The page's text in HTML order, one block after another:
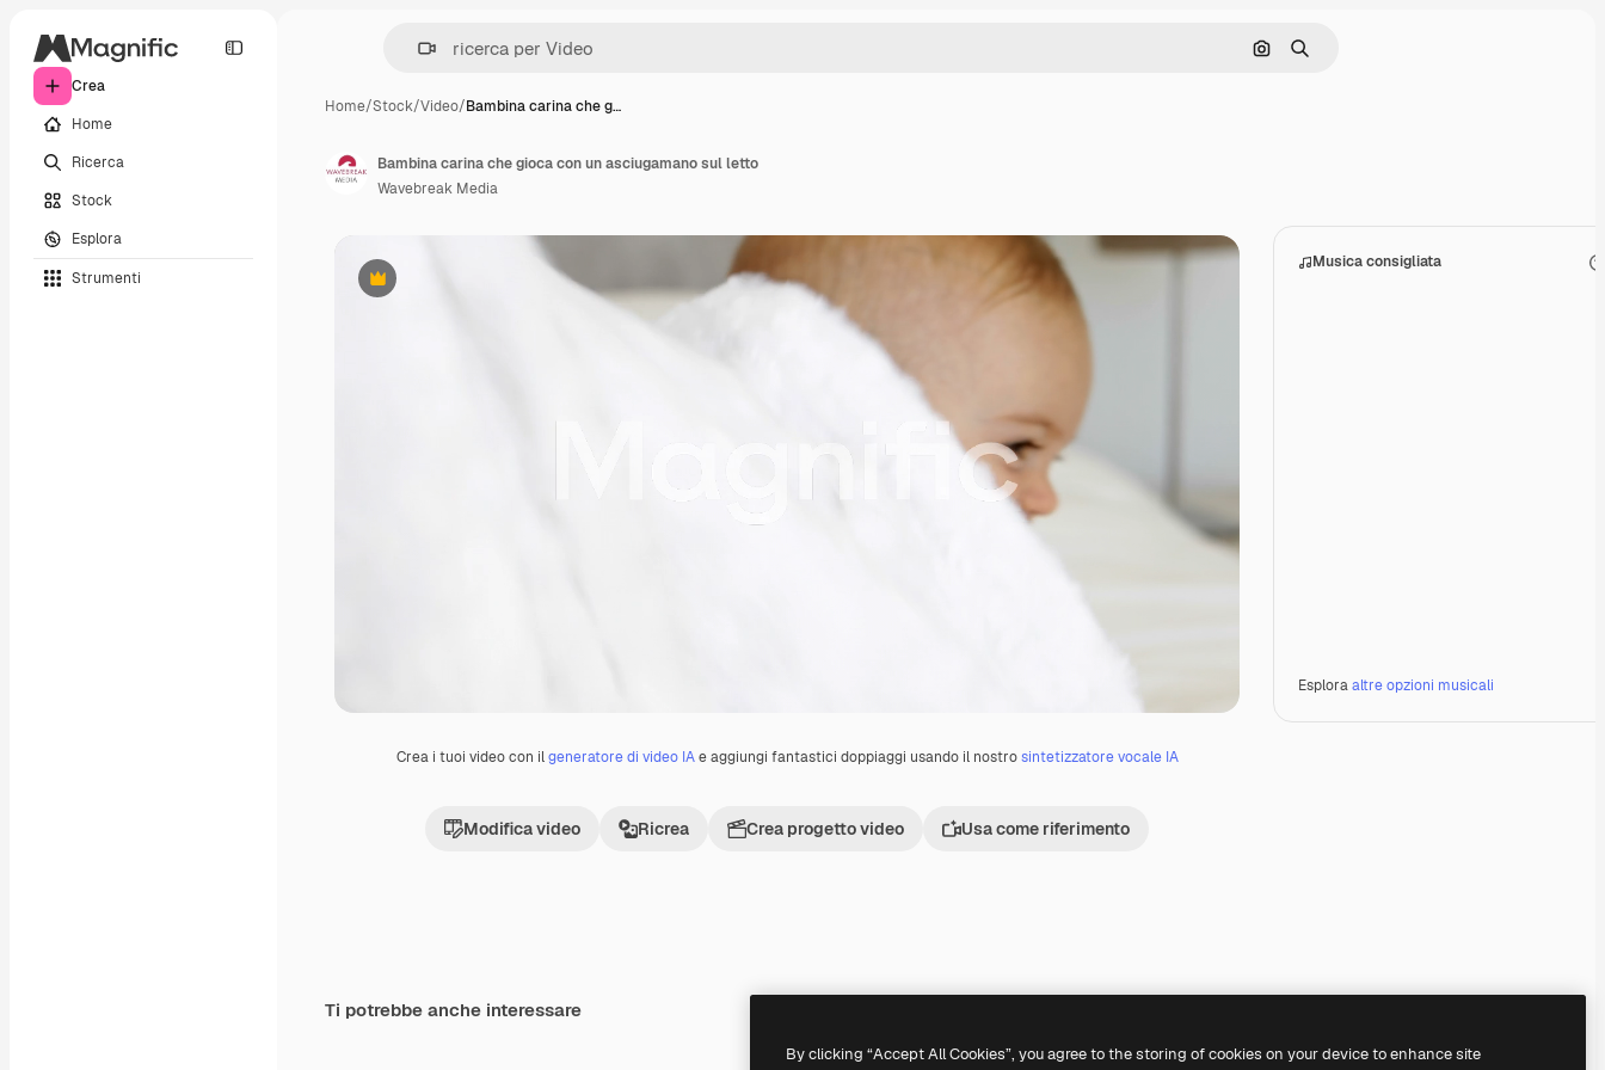
Crea
Home
Ricerca
Stock
Esplora
Strumenti
Cerca per immagine
Ricerca
Home/Stock/Video/Bambina carina che g…
Premium
Crea i tuoi video con ilgeneratore di video IAe aggiungi fantastici doppiaggi usando il nostrosintetizzatore vocale IA
Modifica video Ricrea Crea progetto video Usa come riferimento
Musica consigliata
Esploraaltre opzioni musicali
Bambina carina che gioca con un asciugamano sul letto
Wavebreak Media
Ti potrebbe anche interessare
By clicking “Accept All Cookies”, you agree to the storing of cookies on your device to enhance site